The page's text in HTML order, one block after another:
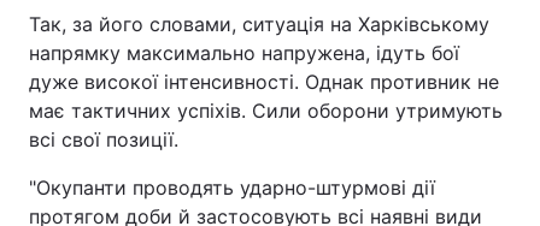
Так, за його словами, ситуація на Харківському
напрямку максимально напружена, ідуть бої
дуже високої інтенсивності. Однак противник не
має тактичних успіхів. Сили оборони утримують
всі свої позиції.
"Окупанти проводять ударно-штурмові дії
протягом доби й застосовують всі наявні види